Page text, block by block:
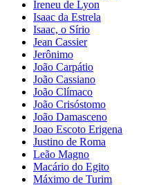
Ireneu de Lyon
Isaac da Estrela
Isaac, o Sírio
Jean Cassier
Jerônimo
João Carpátio
João Cassiano
João Clímaco
João Crisóstomo
João Damasceno
Joao Escoto Erigena
Justino de Roma
Leão Magno
Macário do Egito
Máximo de Turim